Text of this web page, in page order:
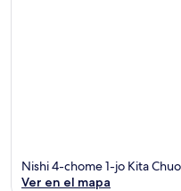
Nishi 4-chome 1-jo Kita
Ver en el mapa